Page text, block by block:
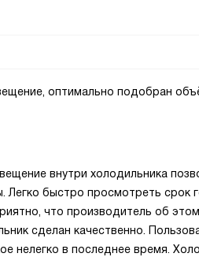
оптимально подобран
внутри холодильника
Легко быстро просмотреть срок
что производитель об
сделан качественно.
нелегко в последнее время.